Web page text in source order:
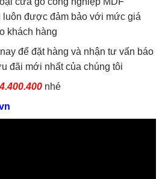
được đảm bảo với mức giá
khách hàng
để đặt hàng và nhận tư vấn báo
đãi mới nhất của chúng tôi
nhé